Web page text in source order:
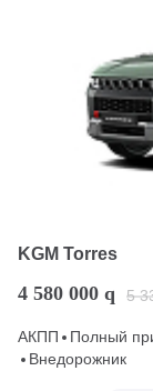
KGM Torres
4 580 000 q 5
АКПП Полный
Внедорожник